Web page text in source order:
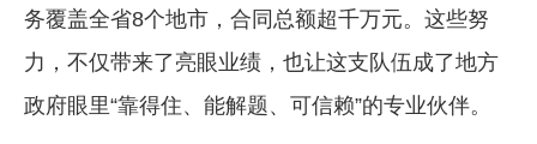
务覆盖全省8个地市，合同总额超千万元。这些努
力，不仅带来了亮眼业绩，也让这支队伍成了地方
政府眼里“靠得住、能解题、可信赖”的专业伙伴。